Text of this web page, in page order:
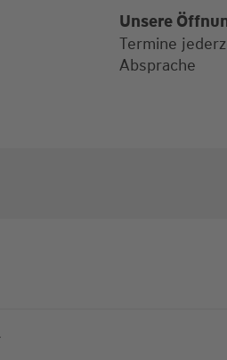
Alle
Termine
Absprache
Unsere
Termine
Absprache